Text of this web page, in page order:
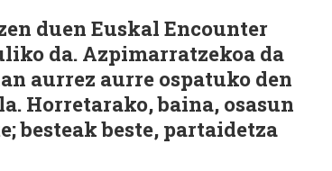
duen Euskal Encounter
da. Azpimarratzekoa da
aurrez aurre ospatuko den
Horretarako, baina, osasun
besteak beste, partaidetza